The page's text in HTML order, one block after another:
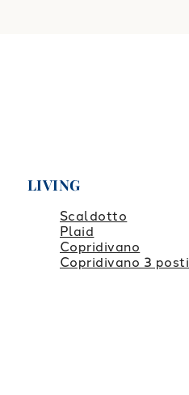
LIVING
Scaldotto
Plaid
Copridivano
Copridivano 3 posti